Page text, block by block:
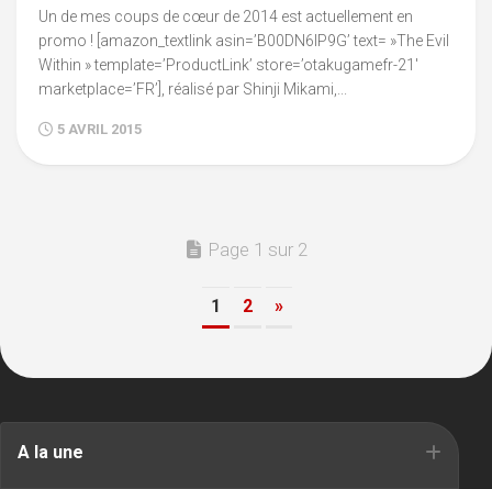
Un de mes coups de cœur de 2014 est actuellement en
promo ! [amazon_textlink asin=’B00DN6IP9G’ text= »The Evil
Within » template=’ProductLink’ store=’otakugamefr-21′
marketplace=’FR’], réalisé par Shinji Mikami,...
5 AVRIL 2015
Page 1 sur 2
1 2 »
A la une